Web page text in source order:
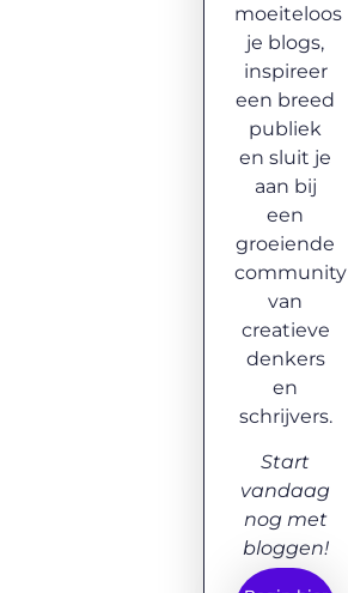
moeiteloos
je blogs,
inspireer
een breed
publiek
en sluit je
aan bij
een
groeiende
community
van
creatieve
denkers
en
schrijvers.
Start
vandaag
nog met
bloggen!